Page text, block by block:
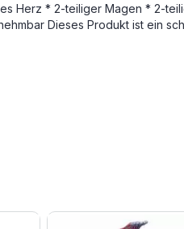
Herz * 2-teiliger Magen * 2-
Dieses Produkt ist ein